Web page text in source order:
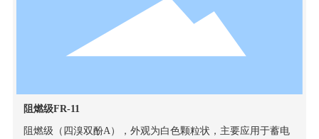
阻燃级FR-11
阻燃级（四溴双酚A），外观为白色颗粒状，主要应用于蓄电